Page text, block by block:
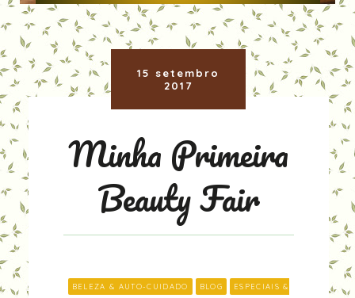
15 setembro
2017
Minha Primeira
Beauty Fair
BELEZA & AUTO-CUIDADO BLOG ESPECIAIS &